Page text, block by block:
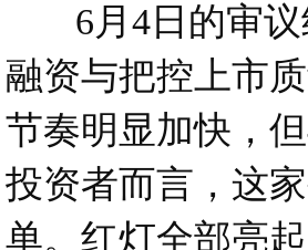
6月4日的审
融资与把控上市
节奏明显加快，
投资者而言，这
单。红灯全部亮